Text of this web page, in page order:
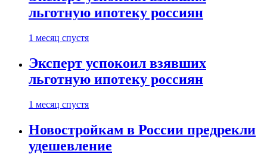
льготную ипотеку россиян
1 месяц спустя
Эксперт успокоил взявших
льготную ипотеку россиян
1 месяц спустя
Новостройкам в России предрекли
удешевление